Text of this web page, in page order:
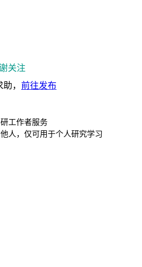
关注
， 前往发布
工作者服务
人，仅可用于个人研究学习